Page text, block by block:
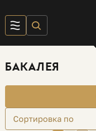
БАКАЛЕЯ
Сортировка по